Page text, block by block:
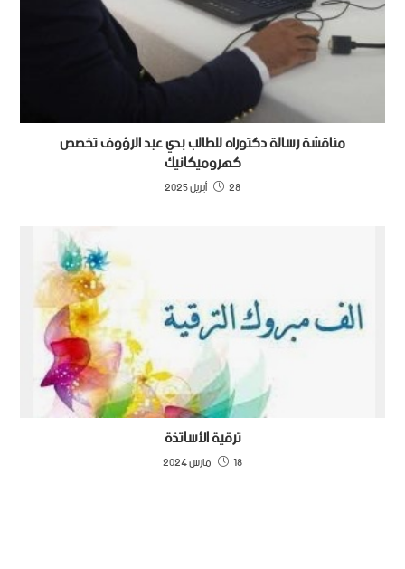
مناقشة رسالة دكتوراه للطالب بدي عبد الرؤوف تخصص
كهروميكانيك
28 أبريل 2025
ترقية الأساتذة
18 مارس 2024